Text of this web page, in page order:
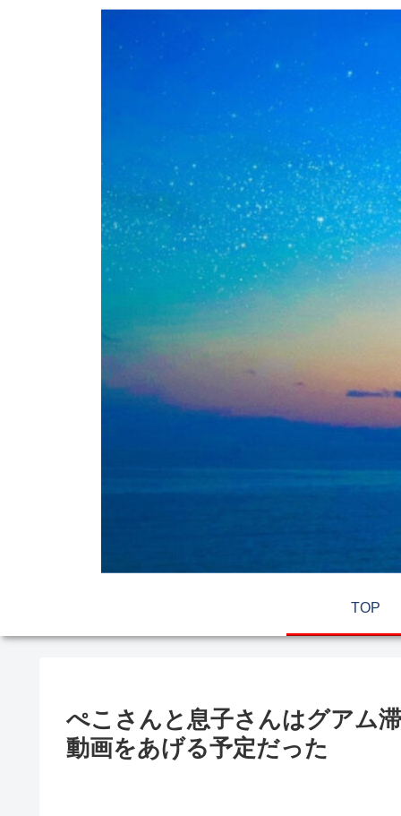
TOP
ぺこさんと息子さんはグアム
動画をあげる予定だった